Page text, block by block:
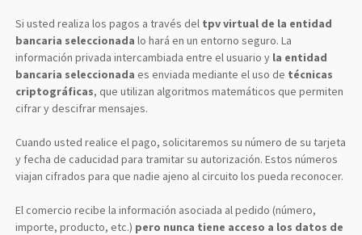
Si usted realiza los pagos a través del tpv virtual de la entidad
bancaria seleccionada lo hará en un entorno seguro. La
información privada intercambiada entre el usuario y la entidad
bancaria seleccionada es enviada mediante el uso de técnicas
criptográficas, que utilizan algoritmos matemáticos que permiten
cifrar y descifrar mensajes.
Cuando usted realice el pago, solicitaremos su número de su tarjeta
y fecha de caducidad para tramitar su autorización. Estos números
viajan cifrados para que nadie ajeno al circuito los pueda reconocer.
El comercio recibe la información asociada al pedido (número,
importe, producto, etc.) pero nunca tiene acceso a los datos de